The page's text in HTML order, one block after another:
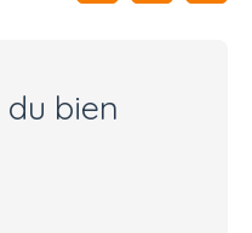
du bien